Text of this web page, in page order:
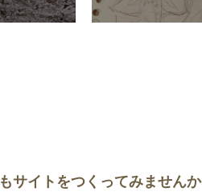
サイトをつくってみませんか